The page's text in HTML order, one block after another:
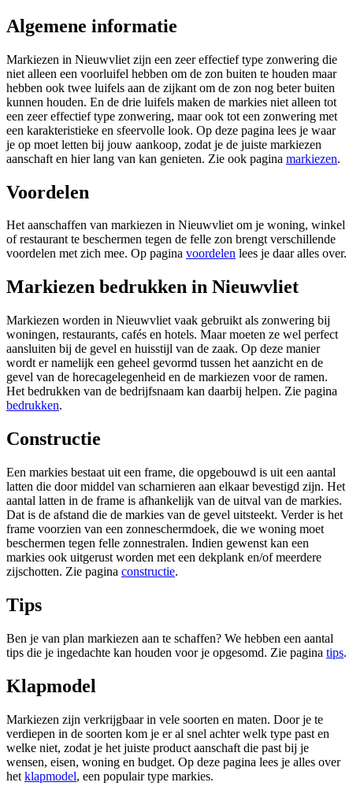
Algemene informatie
Markiezen in Nieuwvliet zijn een zeer effectief type zonwering die
niet alleen een voorluifel hebben om de zon buiten te houden maar
hebben ook twee luifels aan de zijkant om de zon nog beter buiten
kunnen houden. En de drie luifels maken de markies niet alleen tot
een zeer effectief type zonwering, maar ook tot een zonwering met
een karakteristieke en sfeervolle look. Op deze pagina lees je waar
je op moet letten bij jouw aankoop, zodat je de juiste markiezen
aanschaft en hier lang van kan genieten. Zie ook pagina markiezen.
Voordelen
Het aanschaffen van markiezen in Nieuwvliet om je woning, winkel
of restaurant te beschermen tegen de felle zon brengt verschillende
voordelen met zich mee. Op pagina voordelen lees je daar alles over.
Markiezen bedrukken in Nieuwvliet
Markiezen worden in Nieuwvliet vaak gebruikt als zonwering bij
woningen, restaurants, cafés en hotels. Maar moeten ze wel perfect
aansluiten bij de gevel en huisstijl van de zaak. Op deze manier
wordt er namelijk een geheel gevormd tussen het aanzicht en de
gevel van de horecagelegenheid en de markiezen voor de ramen.
Het bedrukken van de bedrijfsnaam kan daarbij helpen. Zie pagina
bedrukken.
Constructie
Een markies bestaat uit een frame, die opgebouwd is uit een aantal
latten die door middel van scharnieren aan elkaar bevestigd zijn. Het
aantal latten in de frame is afhankelijk van de uitval van de markies.
Dat is de afstand die de markies van de gevel uitsteekt. Verder is het
frame voorzien van een zonneschermdoek, die we woning moet
beschermen tegen felle zonnestralen. Indien gewenst kan een
markies ook uitgerust worden met een dekplank en/of meerdere
zijschotten. Zie pagina constructie.
Tips
Ben je van plan markiezen aan te schaffen? We hebben een aantal
tips die je ingedachte kan houden voor je opgesomd. Zie pagina tips.
Klapmodel
Markiezen zijn verkrijgbaar in vele soorten en maten. Door je te
verdiepen in de soorten kom je er al snel achter welk type past en
welke niet, zodat je het juiste product aanschaft die past bij je
wensen, eisen, woning en budget. Op deze pagina lees je alles over
het klapmodel, een populair type markies.